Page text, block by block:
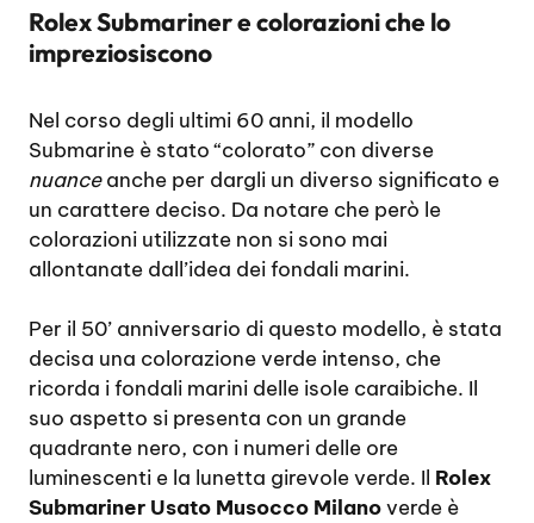
Rolex Submariner e colorazioni che lo
impreziosiscono
Nel corso degli ultimi 60 anni, il modello
Submarine è stato “colorato” con diverse
nuanceanche per dargli un diverso significato e
un carattere deciso. Da notare che però le
colorazioni utilizzate non si sono mai
allontanate dall’idea dei fondali marini.
Per il 50’ anniversario di questo modello, è stata
decisa una colorazione verde intenso, che
ricorda i fondali marini delle isole caraibiche. Il
suo aspetto si presenta con un grande
quadrante nero, con i numeri delle ore
luminescenti e la lunetta girevole verde. Il Rolex
Submariner Usato Musocco Milanoverde è